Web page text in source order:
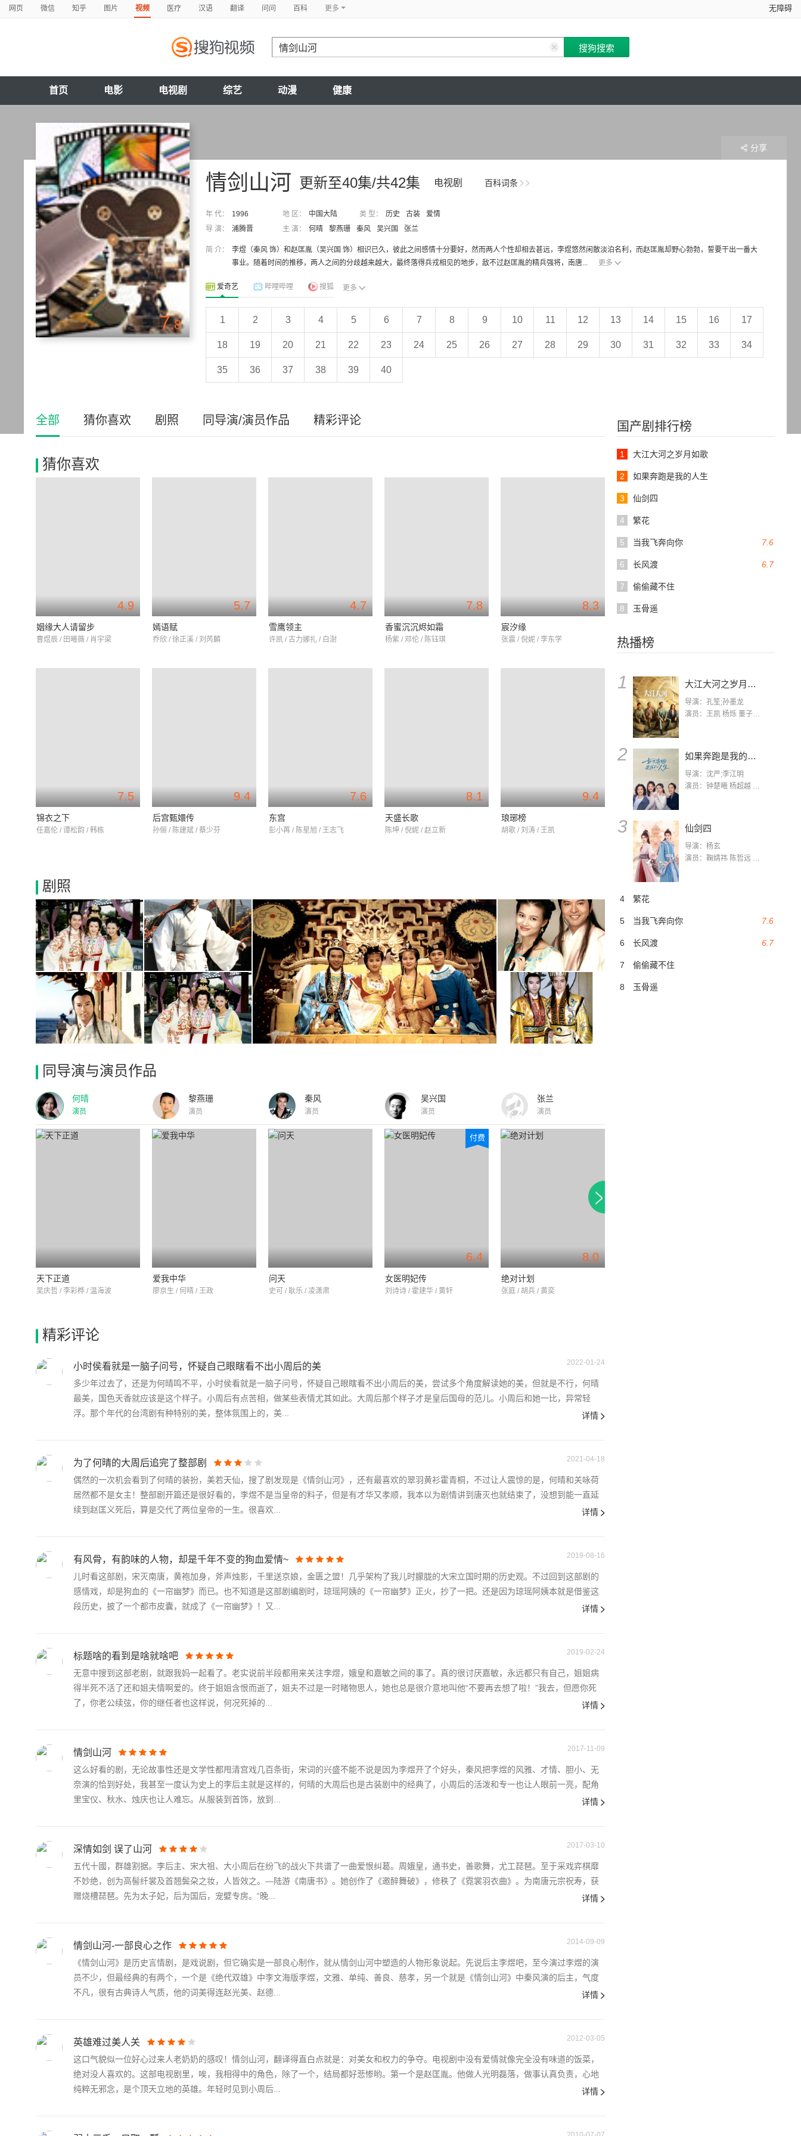
网页 微信 知乎 图片 视频 医疗 汉语 翻译 问问 百科 更多 无障碍
首页 电影 电视剧 综艺 动漫 健康
7.8
百科词条
更新至40集/共42集 电视剧
情剑山河
年 代： 1996 地 区： 中国大陆 类 型： 历史 古装
爱情
导 演：
浦腾晋 主 演： 何晴 黎燕珊 秦风 吴兴国 张兰
简 介：
李煜（秦风 饰）和赵匡胤（吴兴国 饰）相识已久，彼此之间感情十分要好，然而两人个性却相去甚远，李煜悠然闲散淡泊名利，而赵匡胤却野心勃勃，誓要干出一番大
事业。随着时间的推移，两人之间的分歧越来越大，最终落得兵戎相见的地步，敌不过赵匡胤的精兵强将，南唐...
更多
爱奇艺 哔哩哔哩 搜狐 更多
1 2 3 4 5 6 7 8 9 10 11 12 13 14 15 16 17
18 19 20 21 22 23 24 25 26 27 28 29 30 31 32 33 34
35 36 37 38 39 40
分享
国产剧排行榜
1 大江大河之岁月如歌
2 如果奔跑是我的人生
3 仙剑四
4 繁花
7.6
5 当我飞奔向你
6.7
6 长风渡
7 偷偷藏不住
8 玉骨遥
热播榜
1 大江大河之岁月如歌
导演：孔笙;孙墨龙
演员：王凯 杨烁 董子健 杨采钰 张佳宁 练练 林栋甫 房子斌
2 如果奔跑是我的人生
导演：沈严;李江明
演员：钟楚曦 杨超越 许娣 陈小艺 侯雯元 宋洋 王宥钧 李添诺
3 仙剑四
导演：杨玄
演员：鞠婧祎 陈哲远 茅子俊 毛晓慧 王媛可 张志浩 林枫松 张帆（演员）
4 繁花
7.6
5 当我飞奔向你
6.7
6 长风渡
7 偷偷藏不住
8 玉骨遥
全部 猜你喜欢 剧照 同导演/演员作品 精彩评论
猜你喜欢
4.9
姻缘大人请留步
曹煜辰 / 田曦薇 / 肖宇梁
5.7
嫣语赋
乔欣 / 徐正溪 / 刘芮麟
4.7
雪鹰领主
许凯 / 古力娜扎 / 白澍
7.8
香蜜沉沉烬如霜
杨紫 / 邓伦 / 陈钰琪
8.3
宸汐缘
张震 / 倪妮 / 李东学
7.5
锦衣之下
任嘉伦 / 谭松韵 / 韩栋
9.4
后宫甄嬛传
孙俪 / 陈建斌 / 蔡少芬
7.6
东宫
彭小苒 / 陈星旭 / 王志飞
8.1
天盛长歌
陈坤 / 倪妮 / 赵立新
9.4
琅琊榜
胡歌 / 刘涛 / 王凯
剧照
同导演与演员作品
何晴
演员
黎燕珊
演员
秦风
演员
吴兴国
演员
张兰
演员
天下正道
吴庆哲 / 李彩桦 / 温海波
爱我中华
廖京生 / 何晴 / 王政
问天
史可 / 耿乐 / 凌潇肃
6.4
付费
女医明妃传
刘诗诗 / 霍建华 / 黄轩
8.0
绝对计划
张庭 / 胡兵 / 黄奕
精彩评论
小时侯看就是一脑子问号，怀疑自己眼瞎看不出小周后的美 2022-01-24
多少年过去了，还是为何晴鸣不平，小时侯看就是一脑子问号，怀疑自己眼瞎看不出小周后的美，尝试多个角度解读她的美，但就是不行，何晴
最美，国色天香就应该是这个样子。小周后有点苦相，做某些表情尤其如此。大周后那个样子才是皇后国母的范儿。小周后和她一比，异常轻
浮。那个年代的台湾剧有种特别的美，整体氛围上的，美...
详情
为了何晴的大周后追完了整部剧 2021-04-18
偶然的一次机会看到了何晴的装扮，美若天仙，搜了剧发现是《情剑山河》，还有最喜欢的翠羽黄衫霍青桐，不过让人震惊的是，何晴和关咏荷
居然都不是女主！整部剧开篇还是很好看的，李煜不是当皇帝的料子，但是有才华又孝顺，我本以为剧情讲到唐灭也就结束了，没想到能一直延
续到赵匡义死后，算是交代了两位皇帝的一生。很喜欢...
详情
有风骨，有韵味的人物，却是千年不变的狗血爱情~ 2019-08-16
儿时看这部剧，宋灭南唐，黄袍加身，斧声烛影，千里送京娘，金匮之盟！几乎架构了我儿时朦胧的大宋立国时期的历史观。不过回到这部剧的
感情戏，却是狗血的《一帘幽梦》而已。也不知道是这部剧编剧时，琼瑶阿姨的《一帘幽梦》正火，抄了一把。还是因为琼瑶阿姨本就是借鉴这
段历史，披了一个都市皮囊，就成了《一帘幽梦》！又...
详情
标题啥的看到是啥就啥吧 2019-02-24
无意中搜到这部老剧，就跟我妈一起看了。老实说前半段都用来关注李煜，娥皇和嘉敏之间的事了。真的很讨厌嘉敏，永远都只有自己，姐姐病
得半死不活了还和姐夫情啊爱的。终于姐姐含恨而逝了，姐夫不过是一时睹物思人，她也总是很介意地叫他“不要再去想了啦！”我去，但愿你死
了，你老公续弦，你的继任者也这样说，何况死掉的...
详情
情剑山河 2017-11-09
这么好看的剧，无论故事性还是文学性都甩清宫戏几百条街，宋词的兴盛不能不说是因为李煜开了个好头，秦风把李煜的风雅、才情、胆小、无
奈演的恰到好处，我甚至一度认为史上的李后主就是这样的，何晴的大周后也是古装剧中的经典了，小周后的活泼和专一也让人眼前一亮，配角
里宝仪、秋水、烛庆也让人难忘。从服装到首饰，放到...
详情
深情如剑 误了山河 2017-03-10
五代十國，群雄割据。李后主、宋大祖、大小周后在纷飞的战火下共谱了一曲爱恨纠葛。周娥皇，通书史，善歌舞，尤工琵琶。至于采戏弈棋靡
不妙绝，创为高髻纤裳及首翘鬓朶之妆，人皆效之。—陆游《南唐书》。她创作了《邀醉舞破》，修秩了《霓裳羽衣曲》。为南唐元宗祝寿，获
赠烧槽琵琶。先为太子妃，后为国后，宠嬖专房。“晚...
详情
情剑山河-一部良心之作 2014-09-09
《情剑山河》是历史言情剧，是戏说剧，但它确实是一部良心制作，就从情剑山河中塑造的人物形象说起。先说后主李煜吧，至今演过李煜的演
员不少，但最经典的有两个，一个是《绝代双雄》中李文海版李煜，文雅、单纯、善良、慈孝，另一个就是《情剑山河》中秦风演的后主，气度
不凡，很有古典诗人气质，他的词美得连赵光美、赵德...
详情
英雄难过美人关 2012-03-05
这口气貌似一位好心过来人老奶奶的感叹！情剑山河，翻译得直白点就是：对美女和权力的争夺。电视剧中没有爱情就像完全没有味道的饭菜，
绝对没人喜欢的。这部电视剧里，唉，我相得中的角色，除了一个，结局都好悲惨哟。第一个是赵匡胤。他做人光明磊落，做事认真负责，心地
纯粹无邪念，是个顶天立地的英雄。年轻时见到小周后...
详情